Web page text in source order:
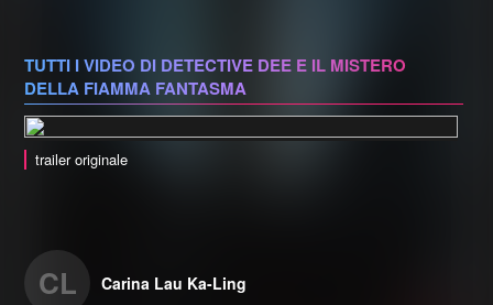
TUTTI I VIDEO DI DETECTIVE DEE E IL MISTERO
DELLA FIAMMA FANTASMA
trailer originale
CL Carina Lau Ka-Ling